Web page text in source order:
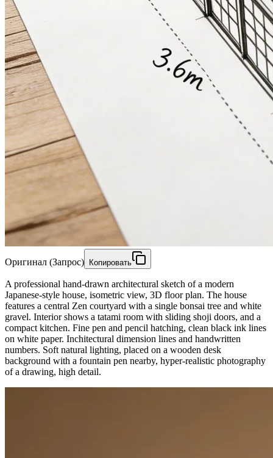
Оригинал (Запрос) Копировать
A professional hand-drawn architectural sketch of a modern
Japanese-style house, isometric view, 3D floor plan. The house
features a central Zen courtyard with a single bonsai tree and white
gravel. Interior shows a tatami room with sliding shoji doors, and a
compact kitchen. Fine pen and pencil hatching, clean black ink lines
on white paper. Inchitectural dimension lines and handwritten
numbers. Soft natural lighting, placed on a wooden desk
background with a fountain pen nearby, hyper-realistic photography
of a drawing, high detail.